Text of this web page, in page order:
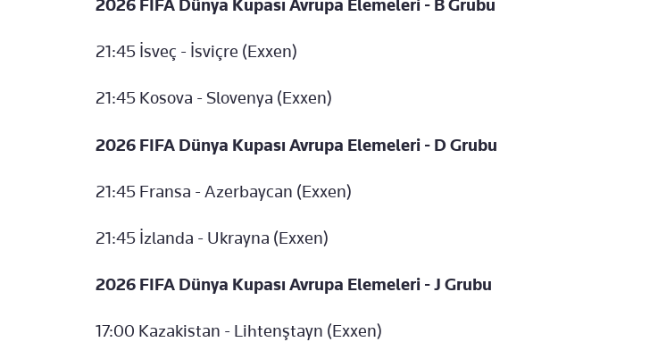
2026 FIFA Dünya Kupası Avrupa Elemeleri - B Grubu
21:45 İsveç - İsviçre (Exxen)
21:45 Kosova - Slovenya (Exxen)
2026 FIFA Dünya Kupası Avrupa Elemeleri - D Grubu
21:45 Fransa - Azerbaycan (Exxen)
21:45 İzlanda - Ukrayna (Exxen)
2026 FIFA Dünya Kupası Avrupa Elemeleri - J Grubu
17:00 Kazakistan - Lihtenştayn (Exxen)